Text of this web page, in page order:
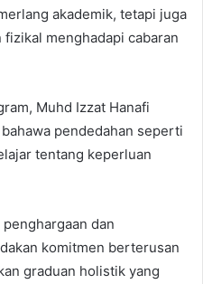
akademik, tetapi juga
menghadapi cabaran
Muhd Izzat Hanafi
pendedahan seperti
tentang keperluan
dan
komitmen berterusan
graduan holistik yang